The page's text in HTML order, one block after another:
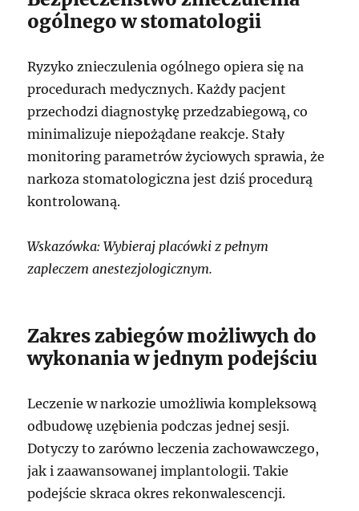
ogólnego w stomatologii
Ryzyko znieczulenia ogólnego opiera się na
procedurach medycznych. Każdy pacjent
przechodzi diagnostykę przedzabiegową, co
minimalizuje niepożądane reakcje. Stały
monitoring parametrów życiowych sprawia, że
narkoza stomatologiczna jest dziś procedurą
kontrolowaną.
Wskazówka: Wybieraj placówki z pełnym
zapleczem anestezjologicznym.
Zakres zabiegów możliwych do
wykonania w jednym podejściu
Leczenie w narkozie umożliwia kompleksową
odbudowę uzębienia podczas jednej sesji.
Dotyczy to zarówno leczenia zachowawczego,
jak i zaawansowanej implantologii. Takie
podejście skraca okres rekonwalescencji.